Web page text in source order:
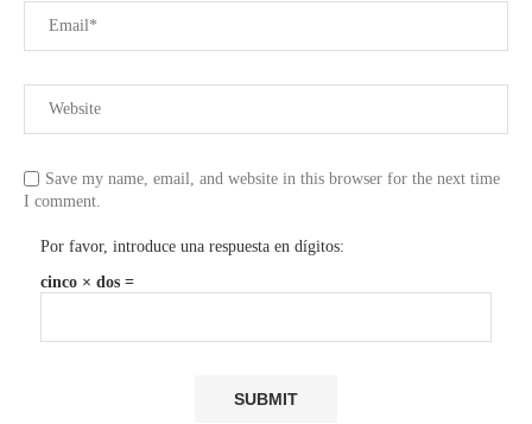
Save my name, email, and website in this browser for the next time
I comment.
Por favor, introduce una respuesta en dígitos:
cinco × dos =